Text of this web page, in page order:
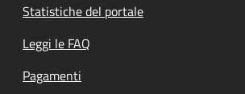
Statistiche del portale
Leggi le FAQ
Pagamenti